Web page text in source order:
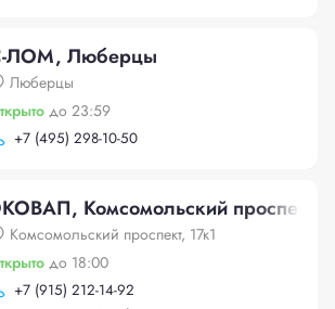
ЛОМ, Люберцы
Люберцы
до 23:59
+7 (495) 298-10-50
Комсомольский проспект,
Комсомольский проспект, 17к1
до 18:00
+7 (915) 212-14-92